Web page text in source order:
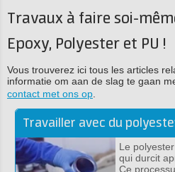
Travaux à faire soi-
Epoxy, Polyester et PU !
Vous trouverez ici tous les articles
informatie om aan de slag te gaan
contact met ons op
Le
qui durcit
Ce